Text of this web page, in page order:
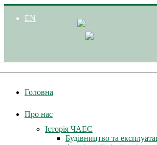
EN
Головна
Про нас
Історія ЧАЕС
Будівництво та